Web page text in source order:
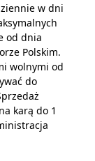
w dni
od dnia
Polskim.
wolnymi od
do
karą do 1